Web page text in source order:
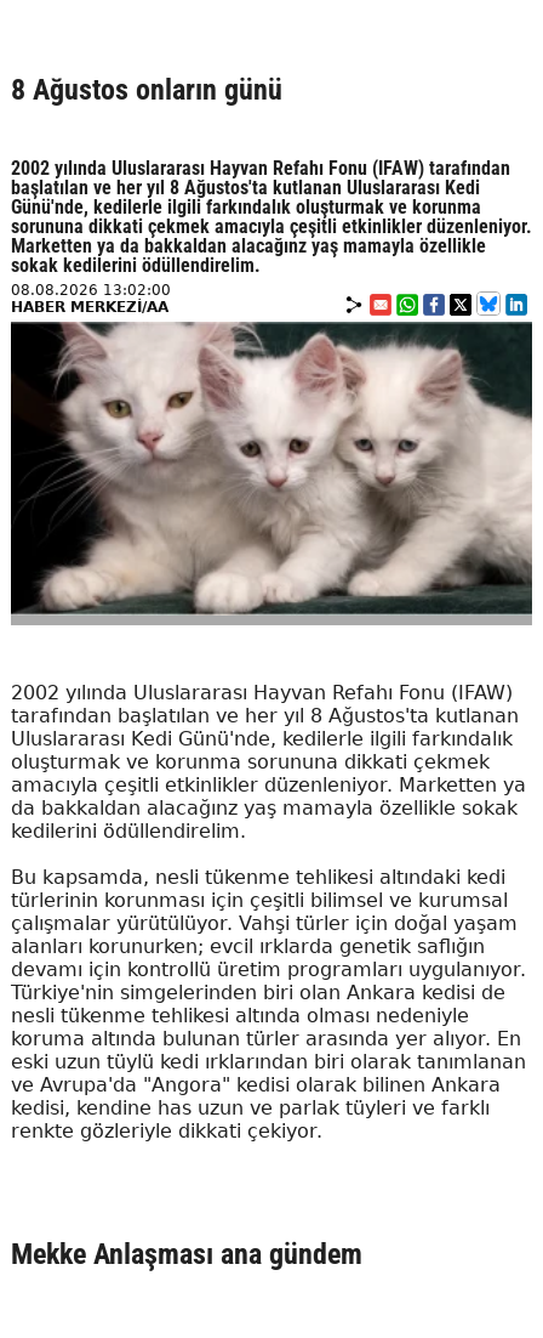
8 Ağustos onların günü
2002 yılında Uluslararası Hayvan Refahı Fonu (IFAW) tarafından
başlatılan ve her yıl 8 Ağustos'ta kutlanan Uluslararası Kedi
Günü'nde, kedilerle ilgili farkındalık oluşturmak ve korunma
sorununa dikkati çekmek amacıyla çeşitli etkinlikler düzenleniyor.
Marketten ya da bakkaldan alacağınz yaş mamayla özellikle
sokak kedilerini ödüllendirelim.
08.08.2026 13:02:00
HABER MERKEZİ/AA
2002 yılında Uluslararası Hayvan Refahı Fonu (IFAW)
tarafından başlatılan ve her yıl 8 Ağustos'ta kutlanan
Uluslararası Kedi Günü'nde, kedilerle ilgili farkındalık
oluşturmak ve korunma sorununa dikkati çekmek
amacıyla çeşitli etkinlikler düzenleniyor. Marketten ya
da bakkaldan alacağınz yaş mamayla özellikle sokak
kedilerini ödüllendirelim.
Bu kapsamda, nesli tükenme tehlikesi altındaki kedi
türlerinin korunması için çeşitli bilimsel ve kurumsal
çalışmalar yürütülüyor. Vahşi türler için doğal yaşam
alanları korunurken; evcil ırklarda genetik saflığın
devamı için kontrollü üretim programları uygulanıyor.
Türkiye'nin simgelerinden biri olan Ankara kedisi de
nesli tükenme tehlikesi altında olması nedeniyle
koruma altında bulunan türler arasında yer alıyor. En
eski uzun tüylü kedi ırklarından biri olarak tanımlanan
ve Avrupa'da "Angora" kedisi olarak bilinen Ankara
kedisi, kendine has uzun ve parlak tüyleri ve farklı
renkte gözleriyle dikkati çekiyor.
Mekke Anlaşması ana gündem